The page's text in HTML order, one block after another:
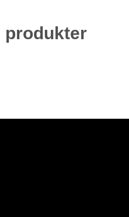
produkter